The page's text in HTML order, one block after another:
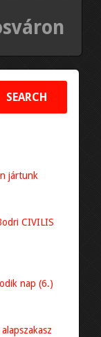
jártunk
CIVILIS
nap (6.)